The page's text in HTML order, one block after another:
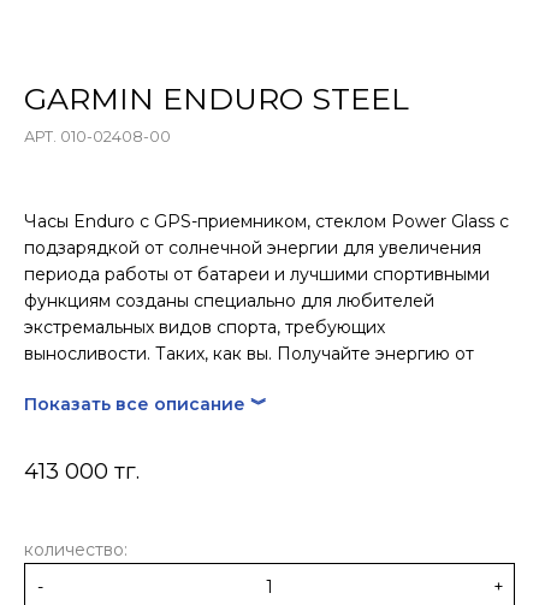
GARMIN ENDURO STEEL
АРТ. 010-02408-00
Часы Enduro с GPS-приемником, стеклом Power Glass с
подзарядкой от солнечной энергии для увеличения
периода работы от батареи и лучшими спортивными
функциям созданы специально для любителей
экстремальных видов спорта, требующих
выносливости. Таких, как вы. Получайте энергию от
формы благодаря улучшенной функции расчета
бега и т.д. Легкие и прочные часы – для сложных
условий соревнований. Экономьте энергию батареи,
проторенных троп. Не останавливайтесь – батарея
обеспечивает до 80 часов работы в режиме GPS и до
Показать все описание ︾
413 000 тг.
количество:
-
+